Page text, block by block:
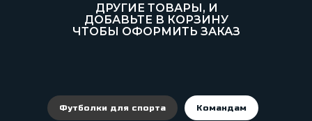
ДРУГИЕ ТОВАРЫ, И
ДОБАВЬТЕ В КОРЗИНУ
ЧТОБЫ ОФОРМИТЬ ЗАКАЗ
Футболки для спорта Командам